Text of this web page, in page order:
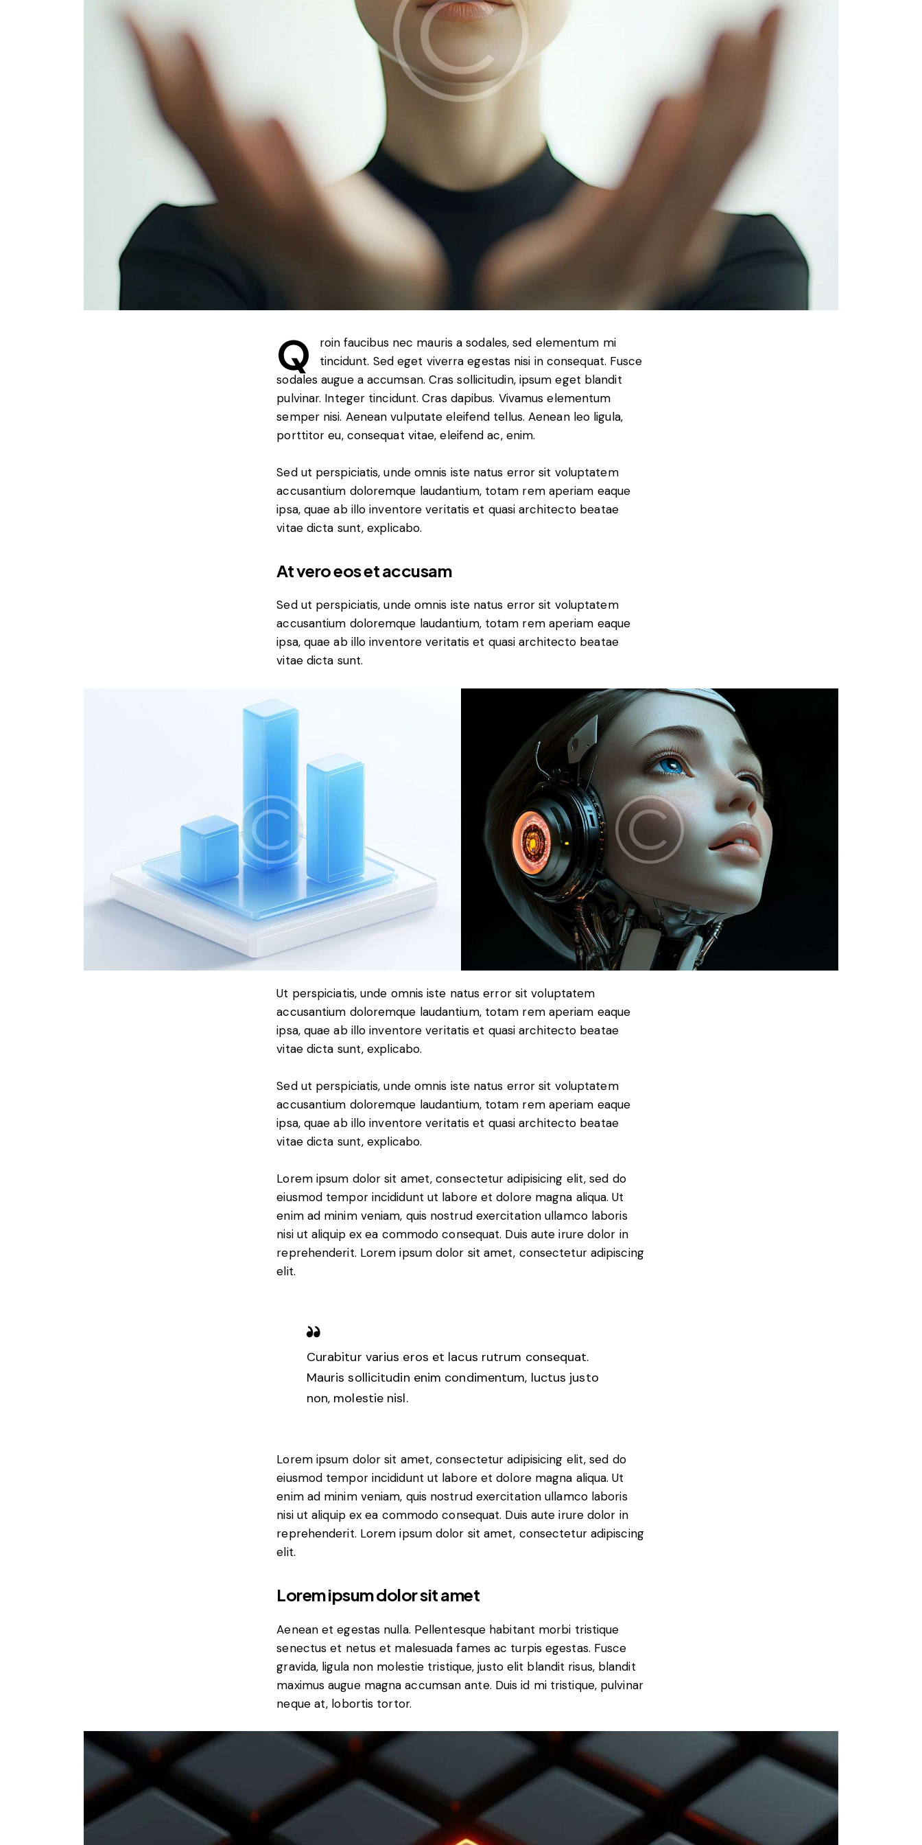
Q
roin faucibus nec mauris a sodales, sed elementum mi
tincidunt. Sed eget viverra egestas nisi in consequat. Fusce
sodales augue a accumsan. Cras sollicitudin, ipsum eget blandit
pulvinar. Integer tincidunt. Cras dapibus. Vivamus elementum
semper nisi. Aenean vulputate eleifend tellus. Aenean leo ligula,
porttitor eu, consequat vitae, eleifend ac, enim.
Sed ut perspiciatis, unde omnis iste natus error sit voluptatem
accusantium doloremque laudantium, totam rem aperiam eaque
ipsa, quae ab illo inventore veritatis et quasi architecto beatae
vitae dicta sunt, explicabo.
At vero eos et accusam
Sed ut perspiciatis, unde omnis iste natus error sit voluptatem
accusantium doloremque laudantium, totam rem aperiam eaque
ipsa, quae ab illo inventore veritatis et quasi architecto beatae
vitae dicta sunt.
Ut perspiciatis, unde omnis iste natus error sit voluptatem
accusantium doloremque laudantium, totam rem aperiam eaque
ipsa, quae ab illo inventore veritatis et quasi architecto beatae
vitae dicta sunt, explicabo.
Sed ut perspiciatis, unde omnis iste natus error sit voluptatem
accusantium doloremque laudantium, totam rem aperiam eaque
ipsa, quae ab illo inventore veritatis et quasi architecto beatae
vitae dicta sunt, explicabo.
Lorem ipsum dolor sit amet, consectetur adipisicing elit, sed do
eiusmod tempor incididunt ut labore et dolore magna aliqua. Ut
enim ad minim veniam, quis nostrud exercitation ullamco laboris
nisi ut aliquip ex ea commodo consequat. Duis aute irure dolor in
reprehenderit. Lorem ipsum dolor sit amet, consectetur adipiscing
elit.
Curabitur varius eros et lacus rutrum consequat.
Mauris sollicitudin enim condimentum, luctus justo
non, molestie nisl.
Lorem ipsum dolor sit amet, consectetur adipisicing elit, sed do
eiusmod tempor incididunt ut labore et dolore magna aliqua. Ut
enim ad minim veniam, quis nostrud exercitation ullamco laboris
nisi ut aliquip ex ea commodo consequat. Duis aute irure dolor in
reprehenderit. Lorem ipsum dolor sit amet, consectetur adipiscing
elit.
Lorem ipsum dolor sit amet
Aenean et egestas nulla. Pellentesque habitant morbi tristique
senectus et netus et malesuada fames ac turpis egestas. Fusce
gravida, ligula non molestie tristique, justo elit blandit risus, blandit
maximus augue magna accumsan ante. Duis id mi tristique, pulvinar
neque at, lobortis tortor.